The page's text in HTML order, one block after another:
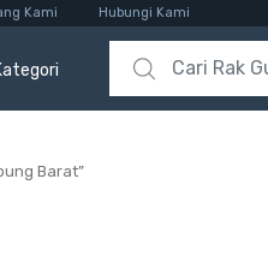
Kami Hubungi Kami
Search for:
Barat”